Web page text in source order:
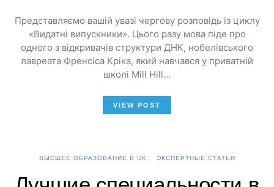
Представляємо вашій увазі чергову розповідь із циклу
«Видатні випускники». Цього разу мова піде про
одного з відкривачів структури ДНК, нобелівського
лавреата Френсіса Кріка, який навчався у приватній
школі Mill Hill…
VIEW POST
ВЫСШЕЕ ОБРАЗОВАНИЕ В UK ЭКСПЕРТНЫЕ СТАТЬИ